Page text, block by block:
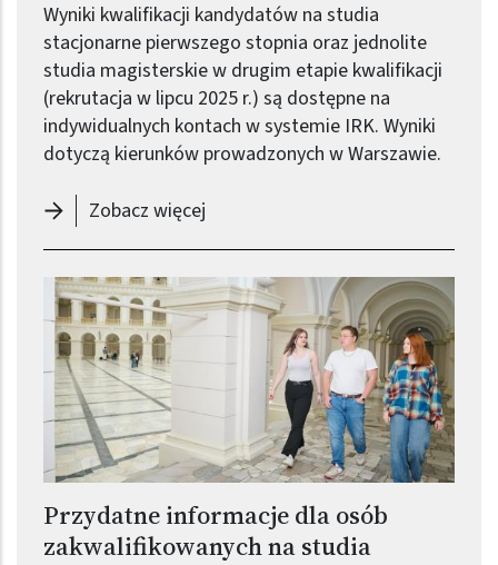
Wyniki kwalifikacji kandydatów na studia
stacjonarne pierwszego stopnia oraz jednolite
studia magisterskie w drugim etapie kwalifikacji
(rekrutacja w lipcu 2025 r.) są dostępne na
indywidualnych kontach w systemie IRK. Wyniki
dotyczą kierunków prowadzonych w Warszawie.
Zobacz więcej-
Przydatne informacje dla osób
zakwalifikowanych na studia